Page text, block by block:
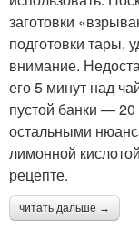
заготовки
подготовки тары,
внимание.
его 5 минут над
пустой банки —
остальными
лимонной
рецепте.
читать дальше →